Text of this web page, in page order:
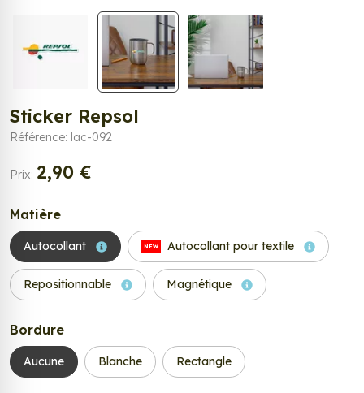
Sticker Repsol
Référence: lac-092
Prix: 2,90 €
Matière
Autocollant NEW Autocollant pour textile
Repositionnable Magnétique
Bordure
Aucune Blanche Rectangle